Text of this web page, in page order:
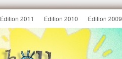
Édition 2011 Édition 2010 Édition 2009